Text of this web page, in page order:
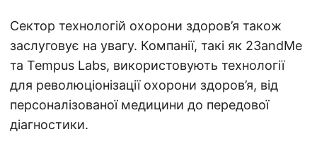
Сектор технологій охорони здоров’я також
заслуговує на увагу. Компанії, такі як 23andMe
та Tempus Labs, використовують технології
для революціонізації охорони здоров’я, від
персоналізованої медицини до передової
діагностики.